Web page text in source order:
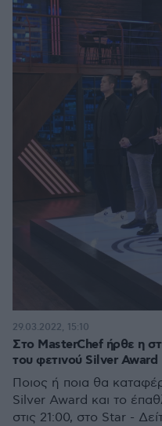
Στο MasterChef ήρθε η
του φετινού Silver Award
Ποιος ή ποια θα
Silver Award και το
στις 21:00, στο Star -
29.03.2022, 15:10